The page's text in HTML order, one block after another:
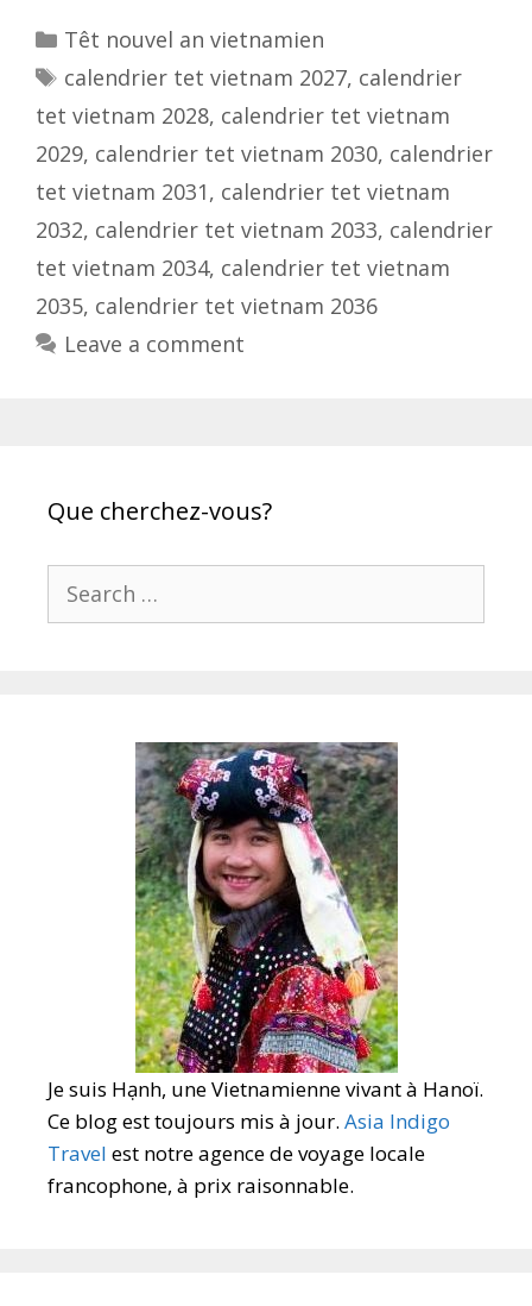
Categories
Têt nouvel an vietnamien
Tags
calendrier tet vietnam 2027, calendrier
tet vietnam 2028, calendrier tet vietnam
2029, calendrier tet vietnam 2030, calendrier
tet vietnam 2031, calendrier tet vietnam
2032, calendrier tet vietnam 2033, calendrier
tet vietnam 2034, calendrier tet vietnam
2035, calendrier tet vietnam 2036
Leave a comment
Que cherchez-vous?
Search
Je suis Hạnh, une Vietnamienne vivant à Hanoï.
Ce blog est toujours mis à jour. Asia Indigo
Travel est notre agence de voyage locale
francophone, à prix raisonnable.